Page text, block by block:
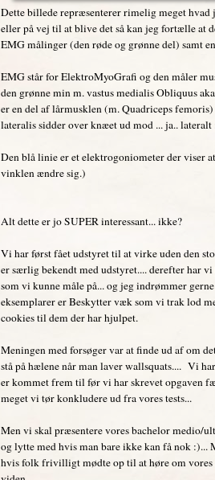
Dette billede repræsenterer rimelig meget hvad
eller på vej til at blive det så kan jeg fortælle at
EMG målinger (den røde og grønne del) samt
EMG står for ElektroMyoGrafi og den måler
den grønne min m. vastus medialis Obliquus
er en del af lårmusklen (m. Quadriceps
lateralis sidder over knæet ud mod ... ja.. lateralt
Den blå linie er et elektrogoniometer der viser
vinklen ændre sig.)
Alt dette er jo SUPER interessant... ikke?
Vi har først fået udstyret til at virke uden den
er særlig bekendt med udstyret.... derefter har
som vi kunne måle på... og jeg indrømmer
eksemplarer er Beskytter væk som vi trak lod
cookies til dem der har hjulpet.
Meningen med forsøger var at finde ud af om
stå på hælene når man laver wallsquats.... Vi
er kommet frem til før vi har skrevet opgaven
meget vi tør konkludere ud fra vores tests...
Men vi skal præsentere vores bachelor medio/
og lytte med hvis man bare ikke kan få nok
hvis folk frivilligt mødte op til at høre om vores